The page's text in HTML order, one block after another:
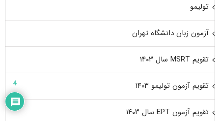
تولیمو
آزمون زبان دانشگاه تهران
تقویم MSRT سال ۱۴۰۳
تقویم آزمون تولیمو ۱۴۰۳
تقویم آزمون EPT سال ۱۴۰۳
4